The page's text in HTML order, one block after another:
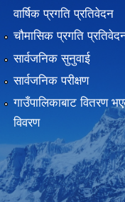
वार्षिक प्रगति प्रतिवेदन
चौमासिक प्रगति
सार्वजनिक सुनुवाई
सार्वजनिक परीक्षण
गाउँपालिकाबाट वितरण
विवरण